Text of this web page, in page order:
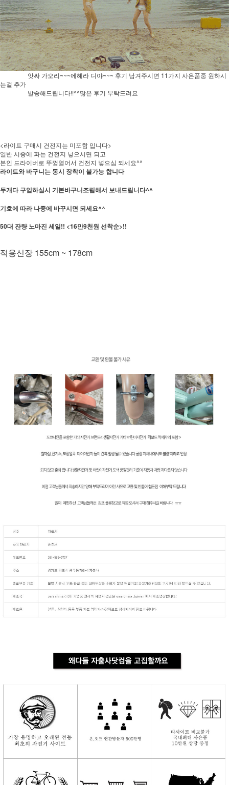
앗싸 가오리~~~에헤라 디야~~~ 후기 남겨주시면 11가지 사은품중 원하시
는걸 추가
발송해드립니다!!^^많은 후기 부탁드려요
<라이트 구매시 건전지는 미포함 입니다>
일반 시중에 파는 건전지 넣으시면 되고
본인 드라이버로 뚜껑열어서 건전지 넣으심 되세요^^
라이트와 바구니는 동시 장착이 불가능 합니다
두개다 구입하실시 기본바구니조립해서 보내드립니다^^
기호에 따라 나중에 바꾸시면 되세요^^
50대 잔량 노마진 세일!! <16만9천원 선착순>!!
적용신장 155cm ~ 178cm